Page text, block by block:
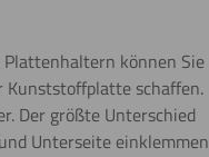
können Sie
Kunststoffplatte schaffen.
Der größte Unterschied
Unterseite einklemmen